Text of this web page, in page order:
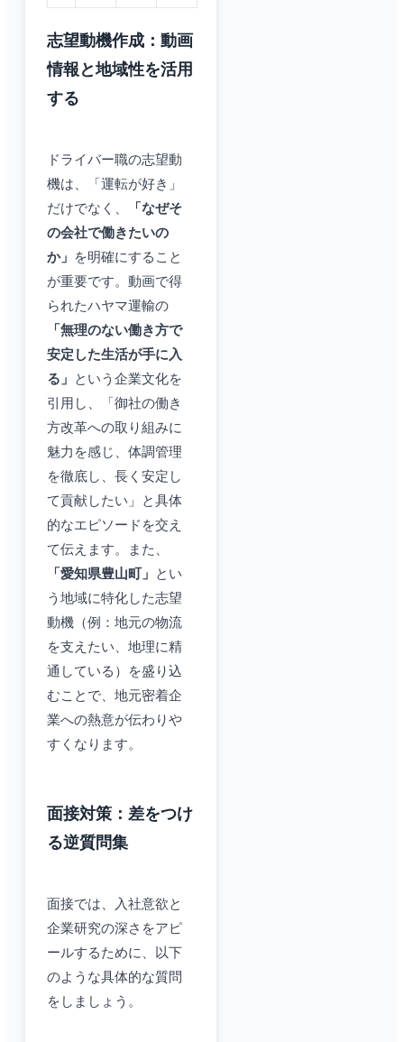
志望動機作成：動画
情報と地域性を活用
する
ドライバー職の志望動
機は、「運転が好き」
だけでなく、
「なぜそ
の会社で働きたいの
か」
を明確にすること
が重要です。動画で得
られたハヤマ運輸の
「無理のない働き方で
安定した生活が手に入
る」
という企業文化を
引用し、「御社の働き
方改革への取り組みに
魅力を感じ、体調管理
を徹底し、長く安定し
て貢献したい」と具体
的なエピソードを交え
て伝えます。また、
「愛知県豊山町」
とい
う地域に特化した志望
動機（例：地元の物流
を支えたい、地理に精
通している）を盛り込
むことで、地元密着企
業への熱意が伝わりや
すくなります。
面接対策：差をつけ
る逆質問集
面接では、入社意欲と
企業研究の深さをアピ
ールするために、以下
のような具体的な質問
をしましょう。